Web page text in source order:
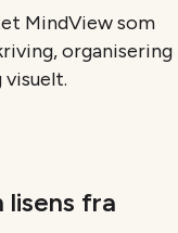
MindView som
organisering
lisens fra